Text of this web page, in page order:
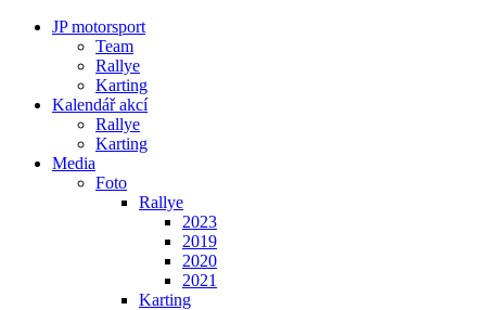
JP motorsport
Team
Rallye
Karting
Kalendář akcí
Rallye
Karting
Media
Foto
Rallye
2023
2019
2020
2021
Karting